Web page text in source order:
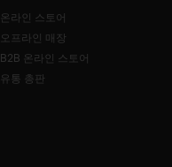
온라인 스토어
오프라인 매장
B2B 온라인 스토어
유통 총판